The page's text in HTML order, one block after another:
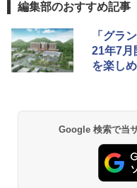
ラソ
防水
き
熊撃
【日
0ml（
秒）
付き
編集部のおすすめ記事
「グラ
21年7月
を楽し
Google 検索で当